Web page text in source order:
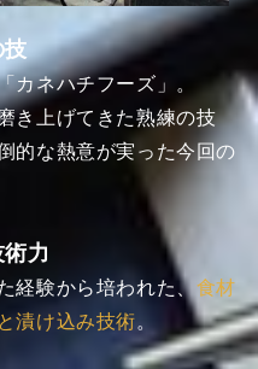
カネハチフーズ」。
き上げてきた熟練の技
的な熱意が実った今回の
力
経験から培われた、 食材
漬け込み技術。